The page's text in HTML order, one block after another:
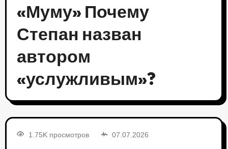
«Муму» Почему
Степан назван
автором
«услужливым»?
1.75K просмотров 07.07.2026